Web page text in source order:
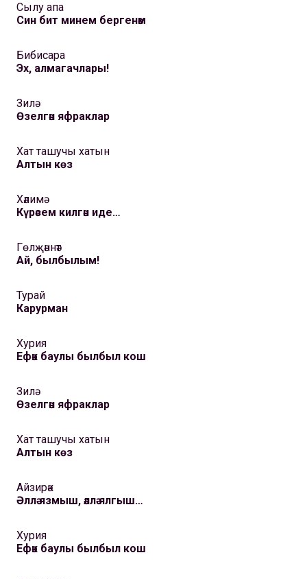
Сылу апа
Син бит минем бергенәм
Бибисара
Эх, алмагачлары!
Зилә
Өзелгән яфраклар
Хат ташучы хатын
Алтын көз
Хәлимә
Күрәсем килгән иде…
Гөлҗәннәт
Ай, былбылым!
Турай
Карурман
Хурия
Ефәк баулы былбыл кош
Зилә
Өзелгән яфраклар
Хат ташучы хатын
Алтын көз
Айзирәк
Әллә язмыш, әллә ялгыш…
Хурия
Ефәк баулы былбыл кош